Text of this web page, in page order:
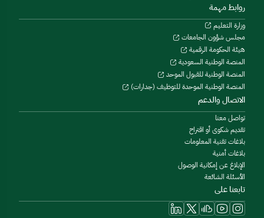
روابط مهمة
وزارة التعليم
مجلس شؤون الجامعات
هيئة الحكومة الرقمية
المنصة الوطنية السعودية
المنصة الوطنية للقبول الموحد
المنصة الوطنية الموحدة للتوظيف (جدارات)
الاتصال والدعم
تواصل معنا
تقديم شكوى أو اقتراح
بلاغات تقنية المعلومات
بلاغات أمنية
الإبلاغ عن إمكانية الوصول
الأسئلة الشائعة
تابعنا على